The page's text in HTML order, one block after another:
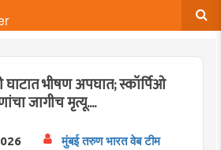
भीषण अपघात; स्कॉर्पिओ
जागीच मृत्यू....
मुंबई तरुण भारत वेब टीम